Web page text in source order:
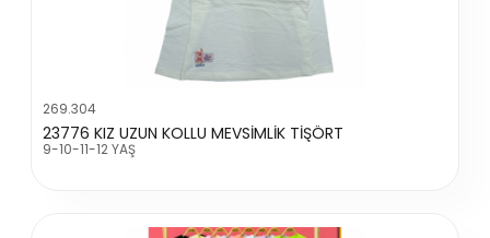
269.304
23776 KIZ UZUN KOLLU MEVSİMLİK TİŞÖRT
9-10-11-12 YAŞ